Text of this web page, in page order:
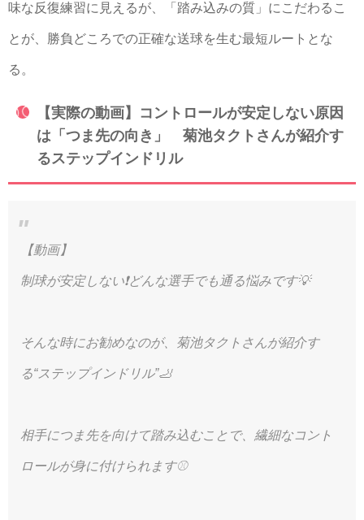
味な反復練習に見えるが、「踏み込みの質」にこだわるこ
とが、勝負どころでの正確な送球を生む最短ルートとな
る。
【実際の動画】コントロールが安定しない原因
は「つま先の向き」 菊池タクトさんが紹介す
るステップインドリル
【動画】
制球が安定しない❗️どんな選手でも通る悩みです💡
そんな時にお勧めなのが、菊池タクトさんが紹介す
る“ステップインドリル”🦶
相手につま先を向けて踏み込むことで、繊細なコント
ロールが身に付けられます⚾️